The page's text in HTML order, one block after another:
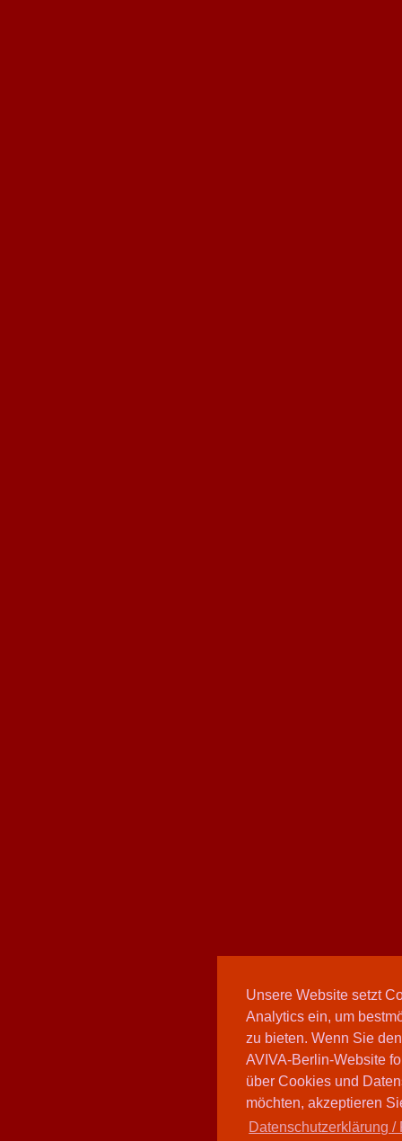
Unsere Website setzt
Analytics ein, um
zu bieten. Wenn Sie
AVIVA-Berlin-Website
über Cookies und
möchten, akzeptieren
Datenschutzerklärung /